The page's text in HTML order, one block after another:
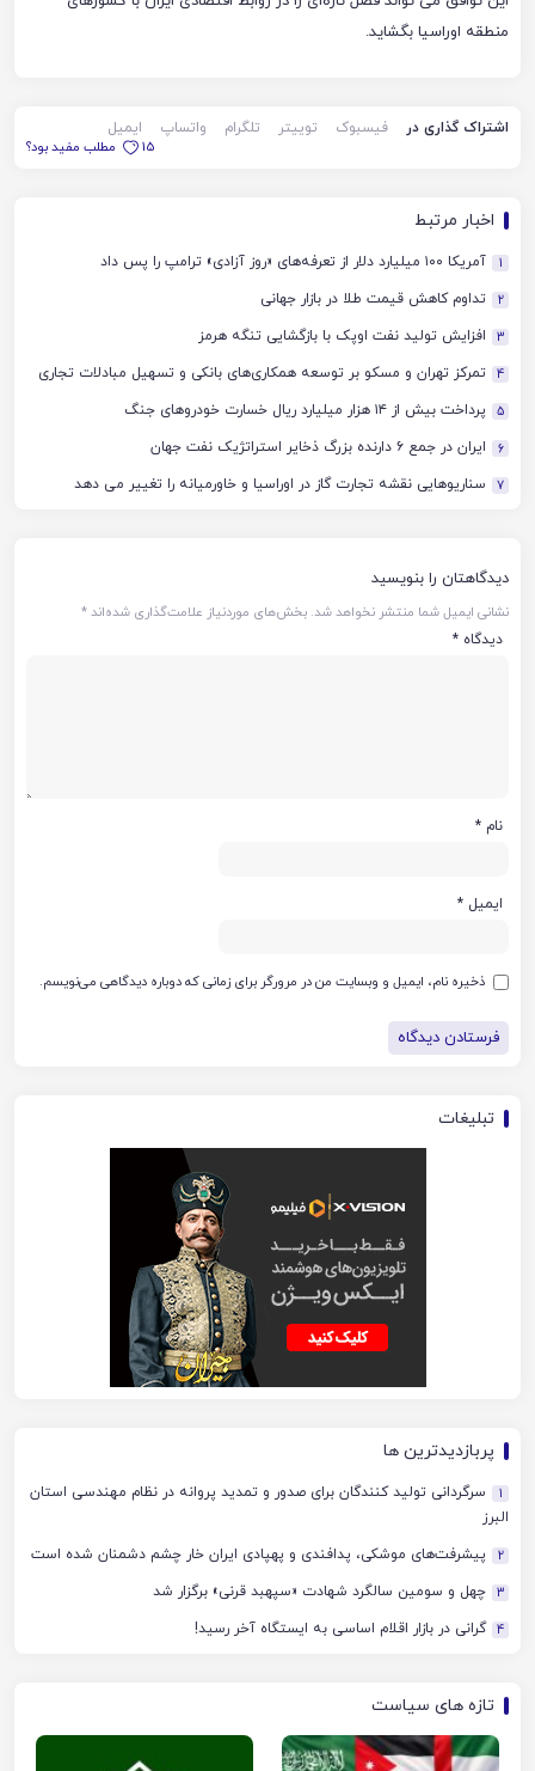
منطقه اوراسیا بگشاید.
اشتراک گذاری در فیسبوک توییتر تلگرام واتساپ
ایمیل
15
مطلب مفید بود؟
اخبار مرتبط
1 آمریکا ۱۰۰ میلیارد دلار از تعرفه‌های «روز آزادی» ترامپ را پس داد
2 تداوم کاهش قیمت طلا در بازار جهانی
3 افزایش تولید نفت اوپک با بازگشایی تنگه هرمز
4 تمرکز تهران و مسکو بر توسعه همکاری‌های بانکی و تسهیل مبادلات تجاری
5 پرداخت بیش از ۱۴ هزار میلیارد ریال خسارت خودروهای جنگ
6 ایران در جمع ۶ دارنده بزرگ ذخایر استراتژیک نفت جهان
7 سناریوهایی نقشه تجارت گاز در اوراسیا و خاورمیانه را تغییر می دهد
دیدگاهتان را بنویسید
نشانی ایمیل شما منتشر نخواهد شد. بخش‌های موردنیاز علامت‌گذاری شده‌اند*
دیدگاه *
نام *
ایمیل *
ذخیره نام، ایمیل و وبسایت من در مرورگر برای زمانی که دوباره دیدگاهی می‌نویسم.
تبلیغات
پربازدیدترین ها
1
سرگردانی تولید کنندگان برای صدور و تمدید پروانه در نظام مهندسی استان
البرز
2 پیشرفت‌های موشکی، پدافندی و پهپادی ایران خار چشم دشمنان شده است
3 چهل‌ و سومین سالگرد شهادت «سپهبد قرنی» برگزار شد
4 گرانی در بازار اقلام اساسی به ایستگاه آخر رسید!
تازه های سیاست